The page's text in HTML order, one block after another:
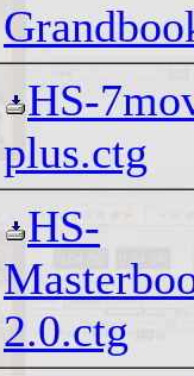
HS-
plus.ctg
HS-
2.0.ctg